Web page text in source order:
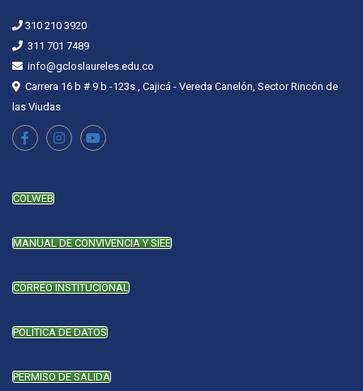
310 210 3920
311 701 7489
info@gcloslaureles.edu.co
Carrera 16 b # 9 b -123s , Cajicá - Vereda Canelón, Sector Rincón de
las Viudas
COLWEB
MANUAL DE CONVIVENCIA Y SIEE
CORREO INSTITUCIONAL
POLÍTICA DE DATOS
PERMISO DE SALIDA